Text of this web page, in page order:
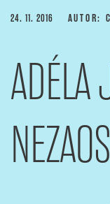
Přejít
webu
portál Asociace českých
PUBLIKOVÁNO
24. 11. 2016 AUTOR:
ADÉLA